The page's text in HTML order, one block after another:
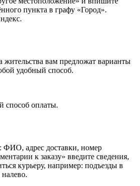
пункта в графу «Город».
жительства вам предложат варианты
удобный способ.
способ оплаты.
ФИО, адрес доставки, номер
к заказу» введите сведения,
курьеру, например: подъезды в